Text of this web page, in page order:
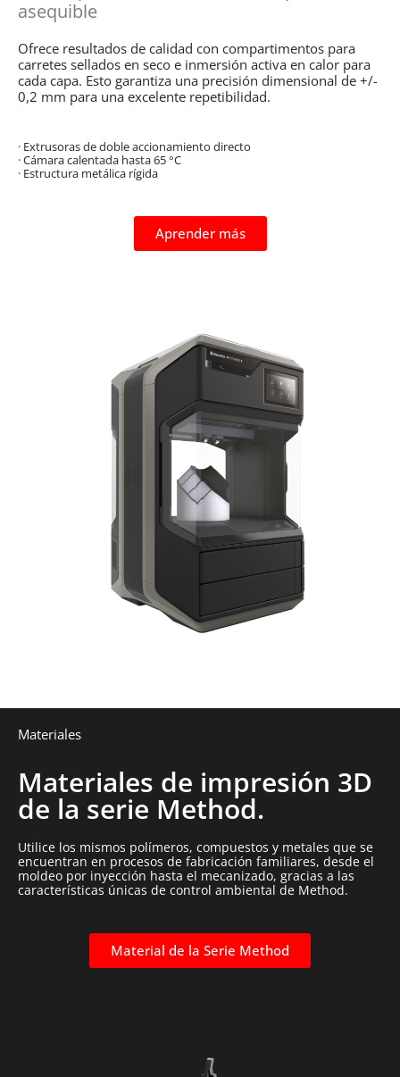
asequible
Ofrece resultados de calidad con compartimentos para
carretes sellados en seco e inmersión activa en calor para
cada capa. Esto garantiza una precisión dimensional de +/-
0,2 mm para una excelente repetibilidad.
· Extrusoras de doble accionamiento directo
· Cámara calentada hasta 65 °C
· Estructura metálica rígida
Aprender más
Materiales
Materiales de impresión 3D
de la serie Method.
Utilice los mismos polímeros, compuestos y metales que se
encuentran en procesos de fabricación familiares, desde el
moldeo por inyección hasta el mecanizado, gracias a las
características únicas de control ambiental de Method.
Material de la Serie Method